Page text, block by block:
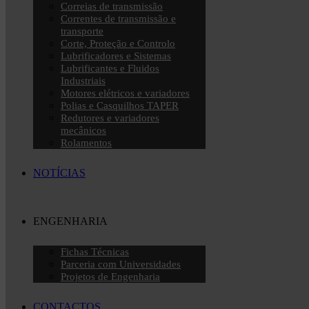
Correias de transmissão
Correntes de transmissão e
transporte
Corte, Proteção e Controlo
Lubrificadores e Sistemas
Lubrificantes e Fluidos
Industriais
Motores elétricos e variadores
Polias e Casquilhos TAPER
Redutores e variadores
mecânicos
Rolamentos
NOTÍCIAS
ENGENHARIA
Fichas Técnicas
Parceria com Universidades
Projetos de Engenharia
CONTACTOS